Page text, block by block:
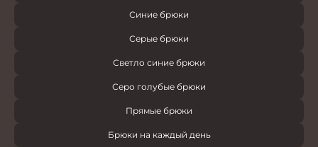
Синие брюки
Серые брюки
Светло синие брюки
Серо голубые брюки
Прямые брюки
Брюки на каждый день